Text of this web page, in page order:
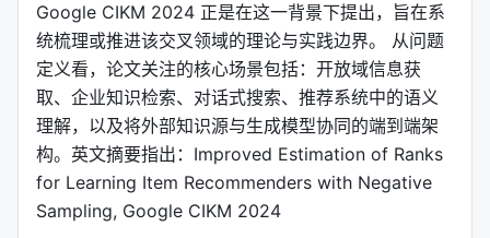
Google CIKM 2024 正是在这一背景下提出，旨在系
统梳理或推进该交叉领域的理论与实践边界。 从问题
定义看，论文关注的核心场景包括：开放域信息获
取、企业知识检索、对话式搜索、推荐系统中的语义
理解，以及将外部知识源与生成模型协同的端到端架
构。英文摘要指出：Improved Estimation of Ranks
for Learning Item Recommenders with Negative
Sampling, Google CIKM 2024